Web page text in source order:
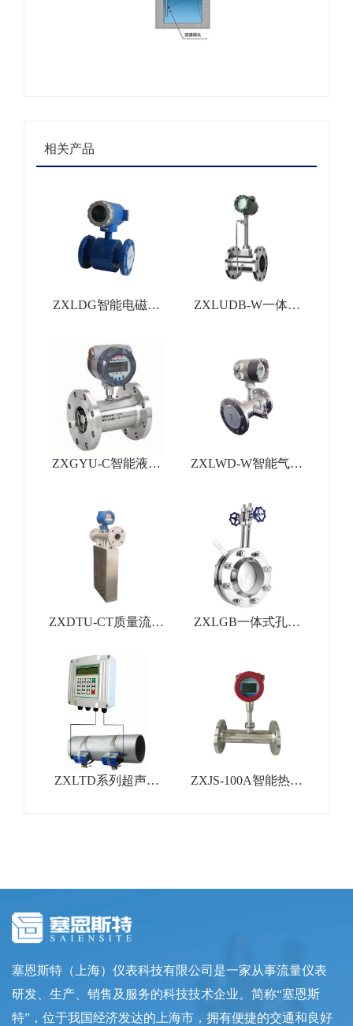
相关产品
ZXLDG智能电磁流
ZXLUDB-W一体式
ZXGYU-C智能液体
ZXLWD-W智能气体
ZXDTU-CT质量流量
ZXLGB一体式孔板
ZXLTD系列超声波
ZXJS-100A智能热式
塞恩斯特（上海）仪表科技有限公司是一家从事流量仪表
研发、生产、销售及服务的科技技术企业。简称“塞恩斯
特”，位于我国经济发达的上海市，拥有便捷的交通和良好